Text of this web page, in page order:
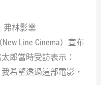
弗林影業
Line Cinema）宣布
郎當時受訪表示：
希望透過這部電影，